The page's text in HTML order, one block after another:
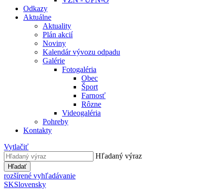
Odkazy
Aktuálne
Aktuality
Plán akcií
Noviny
Kalendár vývozu odpadu
Galérie
Fotogaléria
Obec
Šport
Farnosť
Rôzne
Videogaléria
Pohreby
Kontakty
Vytlačiť
Hľadaný výraz
Hľadať
rozšírené vyhľadávanie
SKSlovensky